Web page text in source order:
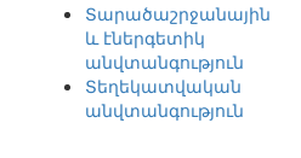
Տարածաշրջանային
և էներգետիկ
անվտանգություն
Տեղեկատվական
անվտանգություն